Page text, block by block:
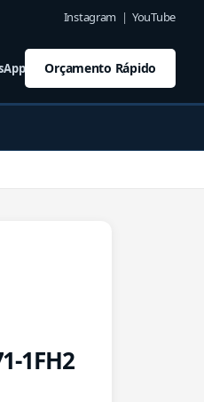
Instagram | YouTube
Orçamento Rápido
1FH2